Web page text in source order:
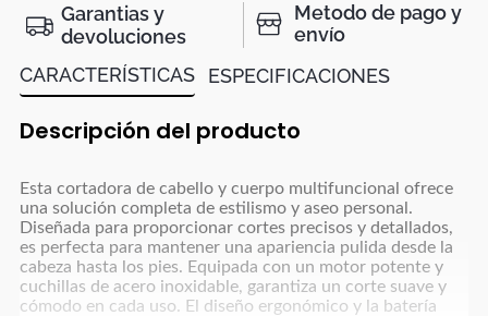
Garantias y
devoluciones
Metodo de pago y
envío
CARACTERÍSTICAS
ESPECIFICACIONES
Descripción del producto
Esta cortadora de cabello y cuerpo multifuncional ofrece
una solución completa de estilismo y aseo personal.
Diseñada para proporcionar cortes precisos y detallados,
es perfecta para mantener una apariencia pulida desde la
cabeza hasta los pies. Equipada con un motor potente y
cuchillas de acero inoxidable, garantiza un corte suave y
cómodo en cada uso. El diseño ergonómico y la batería